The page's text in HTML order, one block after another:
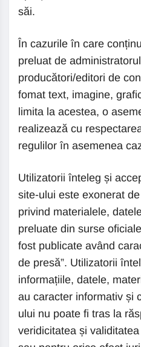
săi.
În cazurile în care
preluat de
producători/editori de
fomat text, imagine,
limita la acestea, o
realizează cu
regulilor în asemenea
Utilizatorii înteleg și
site-ului este exonerat
privind materialele,
preluate din surse
fost publicate având
de presă”. Utilizatorii
informațiile, datele,
au caracter informativ și
ului nu poate fi tras la
veridicitatea și